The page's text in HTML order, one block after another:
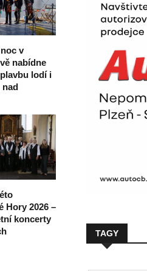
v
nabídne
lodí i
Hory 2026 –
koncerty
TAGY